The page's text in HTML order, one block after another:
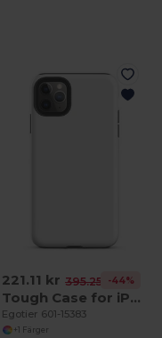
221.11 kr 395.25 kr-44%
Tough Case for iPhone 11 Pro Max
Egotier 601-15383
+1 Färger